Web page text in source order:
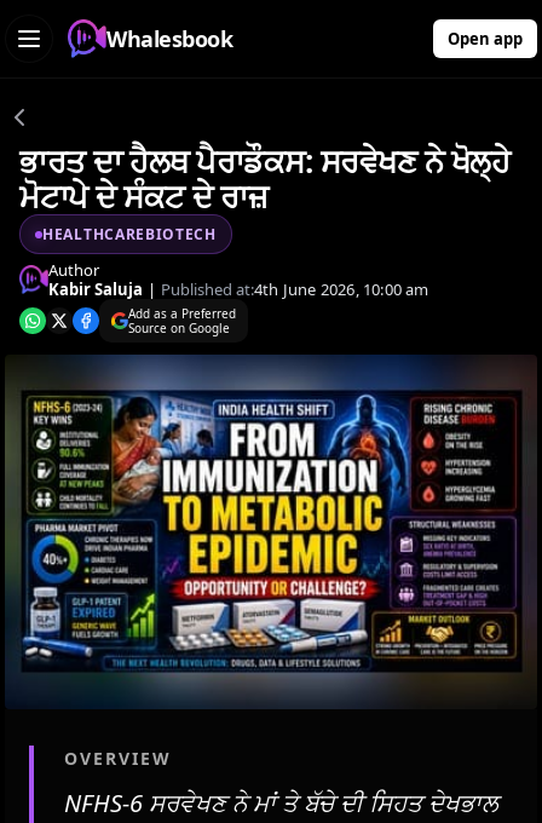
Whalesbook Open app
ਭਾਰਤ ਦਾ ਹੈਲਥ ਪੈਰਾਡੌਕਸ: ਸਰਵੇਖਣ ਨੇ ਖੋਲ੍ਹੇ
ਮੋਟਾਪੇ ਦੇ ਸੰਕਟ ਦੇ ਰਾਜ਼
HEALTHCAREBIOTECH
Author
Kabir Saluja | Published at:4th June 2026, 10:00 am
Add as a Preferred
Source on Google
OVERVIEW
NFHS-6 ਸਰਵੇਖਣ ਨੇ ਮਾਂ ਤੇ ਬੱਚੇ ਦੀ ਸਿਹਤ ਦੇਖਭਾਲ